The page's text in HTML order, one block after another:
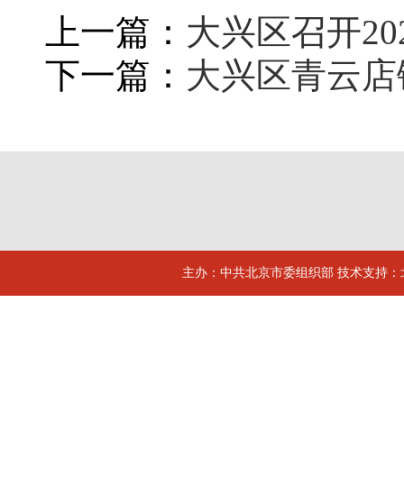
上一篇： 大兴区召开
下一篇： 大兴区青云
主办：中共北京市委组织部 技术支持